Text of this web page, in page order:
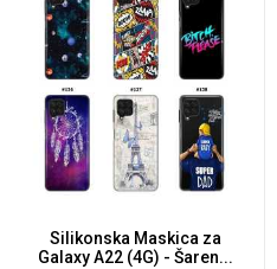
Silikonska Maskica za
Galaxy A22 (4G) - Šaren...